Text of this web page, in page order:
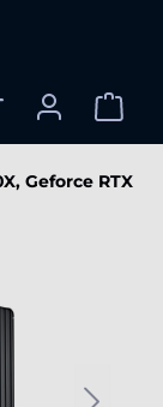
Geforce RTX